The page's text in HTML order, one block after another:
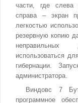
части, где слева
справа – экран
легкостью
резервную копию
неправильных
использоваться
гибернации.
администратора.
Виндовс 7
программное